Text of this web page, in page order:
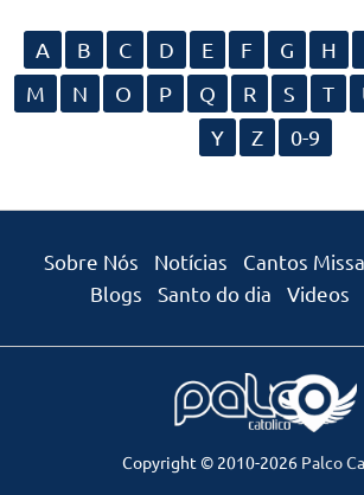
A B C D E F G H
M
N O P Q R S T
Y
Z 0-9
Sobre Nós Notícias Cantos Missa
Blogs
Santo do dia Videos
Copyright © 2010-2026 Palco